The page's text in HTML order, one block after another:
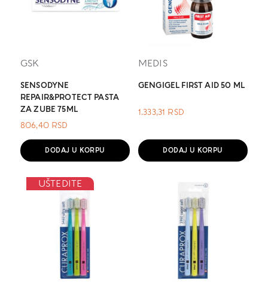
GSK
SENSODYNE
REPAIR&PROTECT PASTA
ZA ZUBE 75ML
806,40 RSD
DODAJ U KORPU
MEDIS
GENGIGEL FIRST AID 50 ML
1.333,31 RSD
DODAJ U KORPU
UŠTEDITE